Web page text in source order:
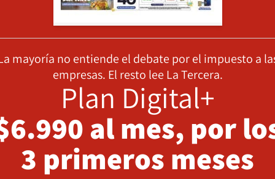
mayoría no entiende el debate por el impuesto a
empresas. El resto lee La Tercera.
Plan Digital+
al mes, por
3 primeros meses